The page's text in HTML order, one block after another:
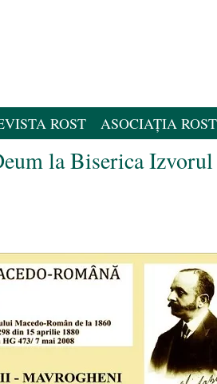
ROST ASOCIAȚIA ROST
la Biserica Izvorul